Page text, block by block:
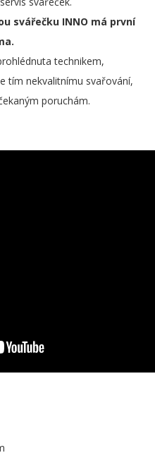
svářečku INNO má první
technikem,
tím nekvalitnímu svařování,
poruchám.